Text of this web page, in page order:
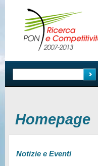
PROGRAMMA
Homepage
Notizie e Eventi